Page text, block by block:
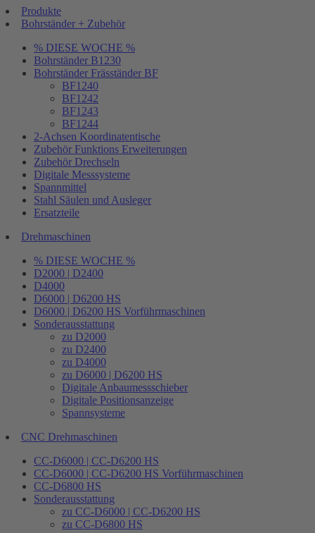
Produkte
Bohrständer + Zubehör
% DIESE WOCHE %
Bohrständer B1230
Bohrständer Fräsständer BF
BF1240
BF1242
BF1243
BF1244
2-Achsen Koordinatentische
Zubehör Funktions Erweiterungen
Zubehör Drechseln
Digitale Messsysteme
Spannmittel
Stahl Säulen und Ausleger
Ersatzteile
Drehmaschinen
% DIESE WOCHE %
D2000 | D2400
D4000
D6000 | D6200 HS
D6000 | D6200 HS Vorführmaschinen
Sonderausstattung
zu D2000
zu D2400
zu D4000
zu D6000 | D6200 HS
Digitale Anbaumessschieber
Digitale Positionsanzeige
Spannsysteme
CNC Drehmaschinen
CC-D6000 | CC-D6200 HS
CC-D6000 | CC-D6200 HS Vorführmaschinen
CC-D6800 HS
Sonderausstattung
zu CC-D6000 | CC-D6200 HS
zu CC-D6800 HS